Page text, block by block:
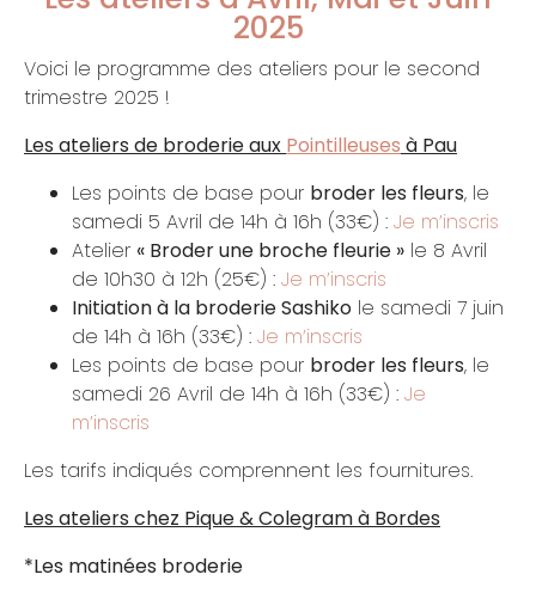
2025
Voici le programme des ateliers pour le second
trimestre 2025 !
Les ateliers de broderie aux Pointilleuses à Pau
Les points de base pour broder les fleurs, le
samedi 5 Avril de 14h à 16h (33€) : Je m’inscris
Atelier « Broder une broche fleurie » le 8 Avril
de 10h30 à 12h (25€) : Je m’inscris
Initiation à la broderie Sashiko le samedi 7 juin
de 14h à 16h (33€) : Je m’inscris
Les points de base pour broder les fleurs, le
samedi 26 Avril de 14h à 16h (33€) : Je
m’inscris
Les tarifs indiqués comprennent les fournitures.
Les ateliers chez Pique & Colegram à Bordes
*Les matinées broderie